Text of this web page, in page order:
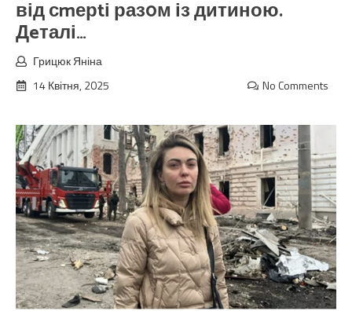
від сmерtі раз0м із дитиною.
Дeталі…
Грицюк Яніна
14 Квітня, 2025
No Comments